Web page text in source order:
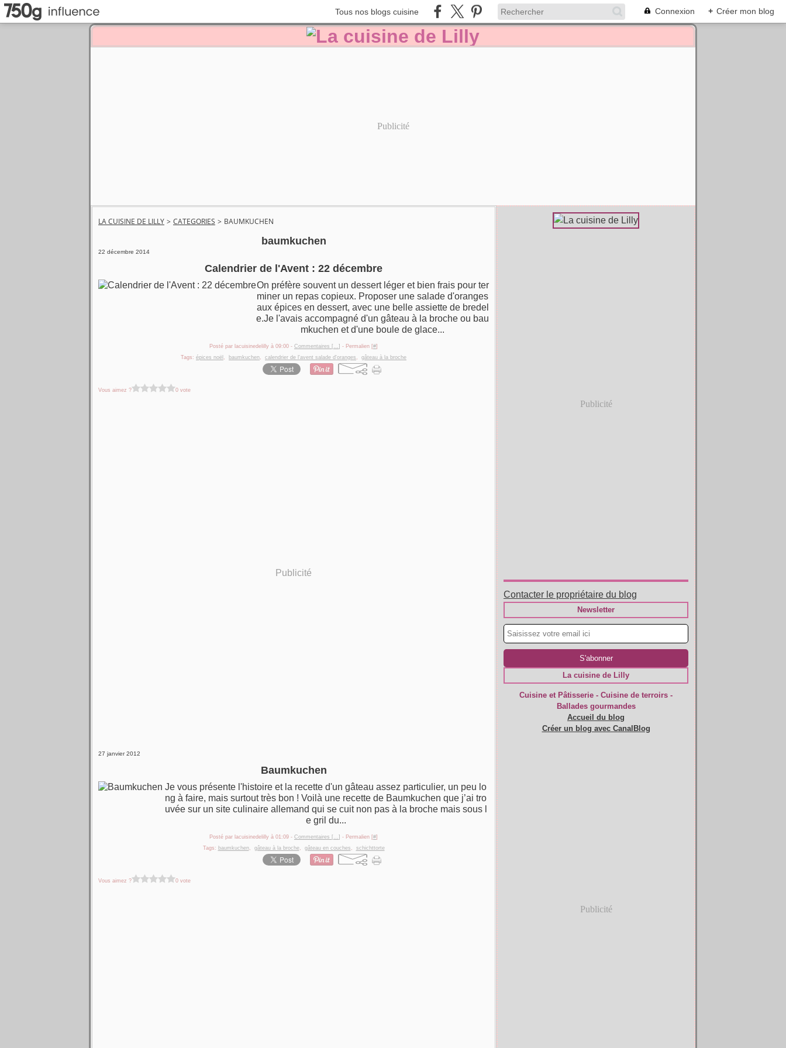
Tous nos blogs cuisine Connexion + Créer mon blog
Publicité
LA CUISINE DE LILLY > CATEGORIES > BAUMKUCHEN
baumkuchen
22 décembre 2014
Calendrier de l'Avent : 22 décembre
On préfère souvent un dessert léger et bien frais pour ter
miner un repas copieux. Proposer une salade d'oranges
aux épices en dessert, avec une belle assiette de bredel
e.Je l'avais accompagné d'un gâteau à la broche ou bau
mkuchen et d'une boule de glace...
Posté par lacuisinedelilly à 09:00 - Commentaires [ …] - Permalien [#]
Tags: épices noël , baumkuchen, calendrier de l'avent salade d'oranges , gâteau à la broche
Vous aimez ? 0 vote
Publicité
27 janvier 2012
Baumkuchen
Je vous présente l'histoire et la recette d'un gâteau assez particulier, un peu lo
ng à faire, mais surtout très bon ! Voilà une recette de Baumkuchen que j’ai tro
uvée sur un site culinaire allemand qui se cuit non pas à la broche mais sous l
e gril du...
Posté par lacuisinedelilly à 01:09 - Commentaires [ …] - Permalien [#]
Tags: baumkuchen, gâteau à la broche, gâteau en couches , schichttorte
Vous aimez ? 0 vote
Publicité
Contacter le propriétaire du blog
Newsletter
La cuisine de Lilly
Cuisine et Pâtisserie - Cuisine de terroirs -
Ballades gourmandes
Accueil du blog
Créer un blog avec CanalBlog
Publicité